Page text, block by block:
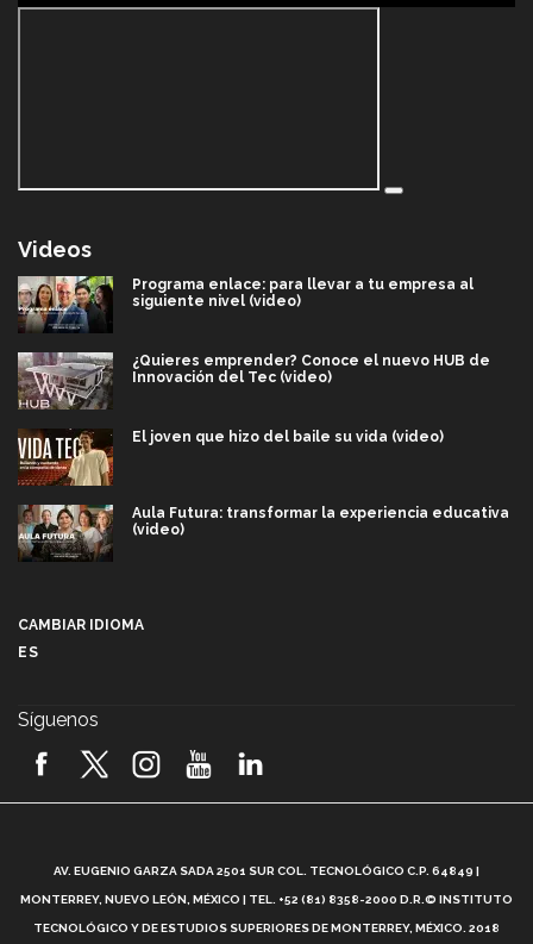
Videos
Programa enlace: para llevar a tu empresa al
siguiente nivel (video)
¿Quieres emprender? Conoce el nuevo HUB de
Innovación del Tec (video)
El joven que hizo del baile su vida (video)
Aula Futura: transformar la experiencia educativa
(video)
2026! (video)
¿Cómo es el Modelo Educativo Tec? (video)
CAMBIAR IDIOMA
ES
Síguenos
AV. EUGENIO GARZA SADA 2501 SUR COL. TECNOLÓGICO C.P. 64849 |
MONTERREY, NUEVO LEÓN, MÉXICO | TEL. +52 (81) 8358-2000 D.R.© INSTITUTO
TECNOLÓGICO Y DE ESTUDIOS SUPERIORES DE MONTERREY, MÉXICO. 2018